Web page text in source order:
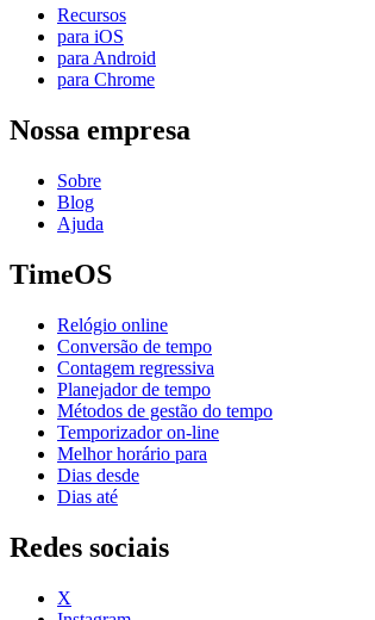
Recursos
para iOS
para Android
para Chrome
Nossa empresa
Sobre
Blog
Ajuda
TimeOS
Relógio online
Conversão de tempo
Contagem regressiva
Planejador de tempo
Métodos de gestão do tempo
Temporizador on-line
Melhor horário para
Dias desde
Dias até
Redes sociais
X